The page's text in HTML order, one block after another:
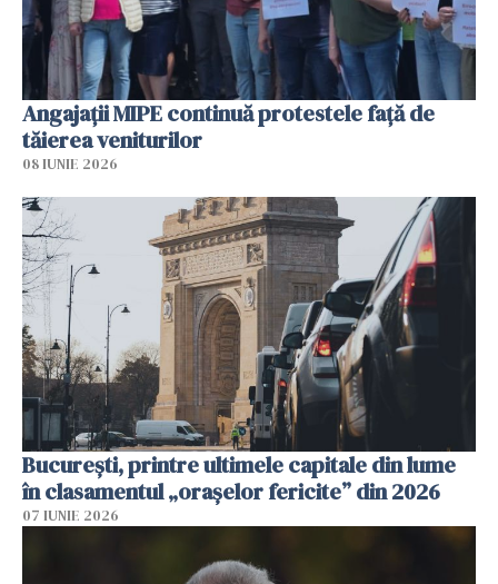
Angajaţii MIPE continuă protestele faţă de
tăierea veniturilor
08 IUNIE 2026
București, printre ultimele capitale din lume
în clasamentul „orașelor fericite” din 2026
07 IUNIE 2026